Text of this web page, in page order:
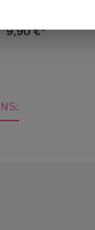
9,90 €*